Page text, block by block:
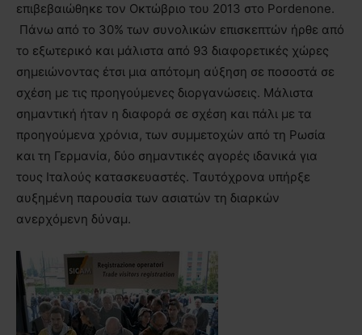
επιβεβαιώθηκε τον Οκτώβριο του 2013 στο Pordenone.
Πάνω από το 30% των συνολικών επισκεπτών ήρθε από
το εξωτερικό και μάλιστα από 93 διαφορετικές χώρες
σημειώνοντας έτσι μια απότομη αύξηση σε ποσοστά σε
σχέση με τις προηγούμενες διοργανώσεις. Μάλιστα
σημαντική ήταν η διαφορά σε σχέση και πάλι με τα
προηγούμενα χρόνια, των συμμετοχών από τη Ρωσία
και τη Γερμανία, δύο σημαντικές αγορές ιδανικά για
τους Ιταλούς κατασκευαστές. Ταυτόχρονα υπήρξε
αυξημένη παρουσία των ασιατών τη διαρκών
ανερχόμενη δύναμ.